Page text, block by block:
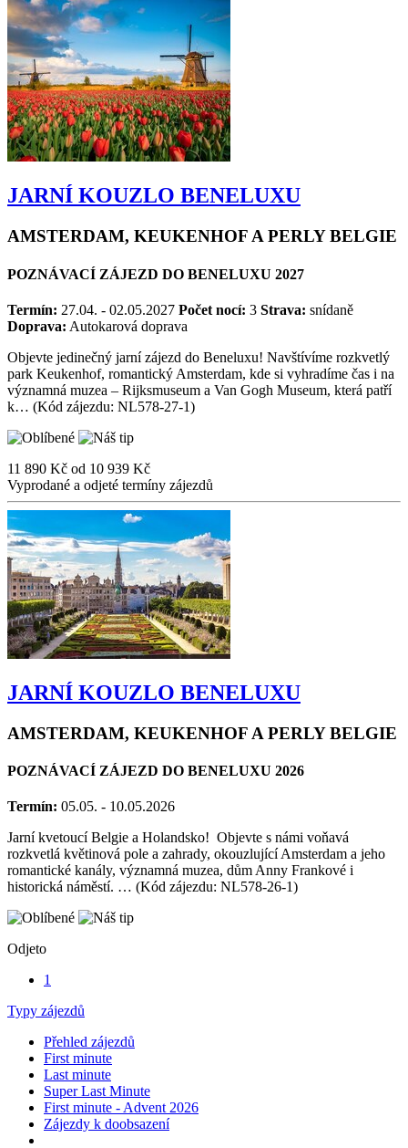
JARNÍ KOUZLO BENELUXU
AMSTERDAM, KEUKENHOF A PERLY BELGIE
POZNÁVACÍ ZÁJEZD DO BENELUXU 2027
Termín: 27.04. - 02.05.2027 Počet nocí: 3 Strava: snídaně
Doprava: Autokarová doprava
Objevte jedinečný jarní zájezd do Beneluxu! Navštívíme rozkvetlý
park Keukenhof, romantický Amsterdam, kde si vyhradíme čas i na
významná muzea – Rijksmuseum a Van Gogh Museum, která patří
k… (Kód zájezdu: NL578-27-1)
11 890 Kč od 10 939 Kč
Vyprodané a odjeté termíny zájezdů
JARNÍ KOUZLO BENELUXU
AMSTERDAM, KEUKENHOF A PERLY BELGIE
POZNÁVACÍ ZÁJEZD DO BENELUXU 2026
Termín: 05.05. - 10.05.2026
Jarní kvetoucí Belgie a Holandsko! Objevte s námi voňavá
rozkvetlá květinová pole a zahrady, okouzlující Amsterdam a jeho
romantické kanály, významná muzea, dům Anny Frankové i
historická náměstí. … (Kód zájezdu: NL578-26-1)
Odjeto
1
Typy zájezdů
Přehled zájezdů
First minute
Last minute
Super Last Minute
First minute - Advent 2026
Zájezdy k doobsazení